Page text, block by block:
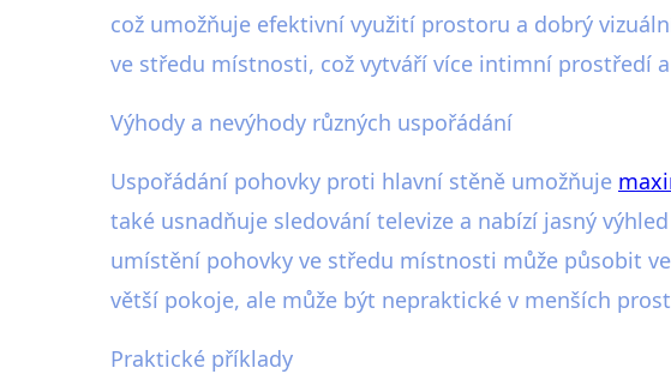
což umožňuje efektivní využití prostoru a dobrý
ve středu místnosti, což vytváří více intimní prostředí
Výhody a nevýhody různých uspořádání
Uspořádání pohovky proti hlavní stěně umožňuje
také usnadňuje sledování televize a nabízí jasný
umístění pohovky ve středu místnosti může působit
větší pokoje, ale může být nepraktické v menších
Praktické příklady